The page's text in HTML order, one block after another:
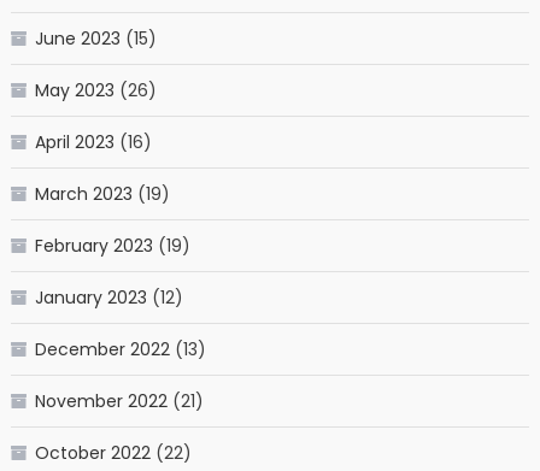
June 2023 (15)
May 2023 (26)
April 2023 (16)
March 2023 (19)
February 2023 (19)
January 2023 (12)
December 2022(13)
November 2022(21)
October 2022(22)